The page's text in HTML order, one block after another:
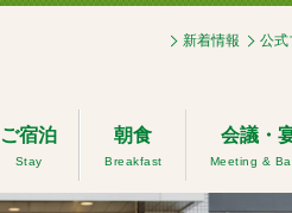
新着情報 公式
ご宿泊
Stay
朝食
Breakfast
会議・
Meeting &